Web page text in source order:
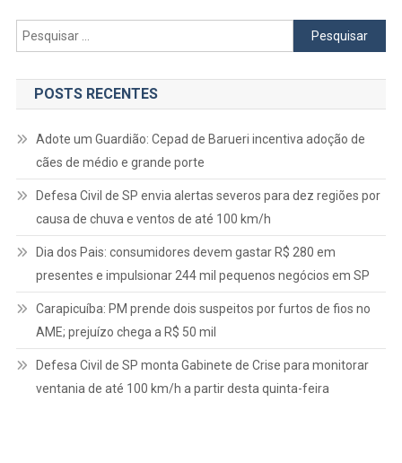
Pesquisar
por:
POSTS RECENTES
Adote um Guardião: Cepad de Barueri incentiva adoção de
cães de médio e grande porte
Defesa Civil de SP envia alertas severos para dez regiões por
causa de chuva e ventos de até 100 km/h
Dia dos Pais: consumidores devem gastar R$ 280 em
presentes e impulsionar 244 mil pequenos negócios em SP
Carapicuíba: PM prende dois suspeitos por furtos de fios no
AME; prejuízo chega a R$ 50 mil
Defesa Civil de SP monta Gabinete de Crise para monitorar
ventania de até 100 km/h a partir desta quinta-feira